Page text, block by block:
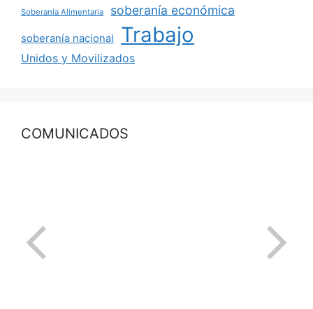
Soberanía Alimentaria soberanía económica
soberanía nacional Trabajo
Unidos y Movilizados
COMUNICADOS